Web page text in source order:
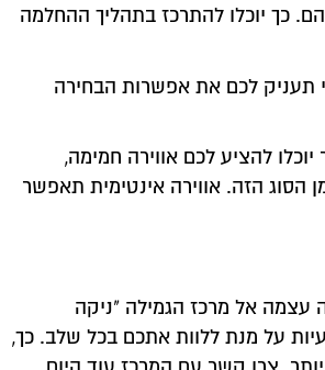
כך יוכלו להתרכז בתהליך ההחלמה
תעניק לכם את אפשרות הבחירה
להציע לכם אווירה חמימה,
הזה. אווירה אינטימית תאפשר
עצמה אל מרכז הגמילה "ניקה
על מנת ללוות אתכם בכל שלב. כך,